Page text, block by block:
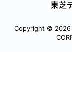
Copyright © 2026